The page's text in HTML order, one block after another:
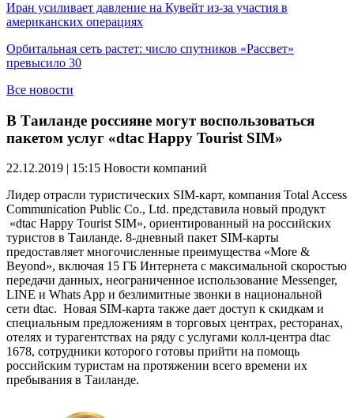
Иран усиливает давление на Кувейт из-за участия в
американских операциях
Орбитальная сеть растет: число спутников «Рассвет»
превысило 30
Все новости
В Таиланде россияне могут воспользоваться
пакетом услуг «dtac Happy Tourist SIM»
22.12.2019 | 15:15 Новости компаний
Лидер отрасли туристических SIM-карт, компания Total Access
Communication Public Co., Ltd. представила новый продукт
«dtac Happy Tourist SIM», ориентированный на российских
туристов в Таиланде. 8-дневный пакет SIM-карты
предоставляет многочисленные преимущества «More &
Beyond», включая 15 ГБ Интернета с максимальной скоростью
передачи данных, неограниченное использование Messenger,
LINE и Whats App и безлимитные звонки в национальной
сети dtac. Новая SIM-карта также дает доступ к скидкам и
специальным предложениям в торговых центрах, ресторанах,
отелях и турагентствах на ряду с услугами колл-центра dtac
1678, сотрудники которого готовы прийти на помощь
российским туристам на протяжении всего времени их
пребывания в Таиланде.